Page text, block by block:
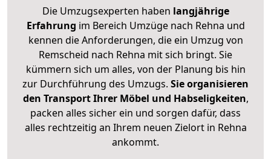
Die Umzugsexperten haben langjährige
Erfahrung im Bereich Umzüge nach Rehna und
kennen die Anforderungen, die ein Umzug von
Remscheid nach Rehna mit sich bringt. Sie
kümmern sich um alles, von der Planung bis hin
zur Durchführung des Umzugs. Sie organisieren
den Transport Ihrer Möbel und Habseligkeiten,
packen alles sicher ein und sorgen dafür, dass
alles rechtzeitig an Ihrem neuen Zielort in Rehna
ankommt.